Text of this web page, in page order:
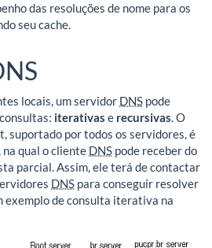
das resoluções de nome para os
seu cache.
locais, um servidor DNS pode
iterativas e recursivas. O
suportado por todos os servidores, é
qual o cliente DNS pode receber do
parcial. Assim, ele terá de contactar
DNS para conseguir resolver
exemplo de consulta iterativa na